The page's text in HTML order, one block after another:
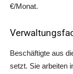
€/Monat.
Beschäf­tig­te aus
setzt. Sie arbei­ten